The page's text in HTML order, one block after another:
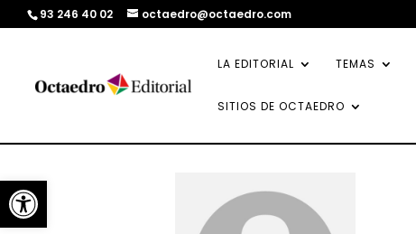
Abrir barra de herramientas
93 246 40 02 octaedro@octaedro.com
LA EDITORIAL TEMAS
SITIOS DE OCTAEDRO